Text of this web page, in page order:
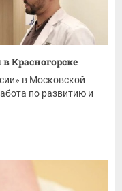
Красногорске
в Московской
по развитию и